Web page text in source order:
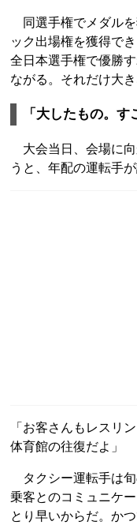
同選手権でメダル
ック出場権を獲得で
全日本選手権で優勝
ながる。それだけ大
「大したもの。す
大会当日、会場に
うと、年配の運転手
「お客さんもレスリ
体育館の往復だよ」
タクシー運転手は旬
乗客とのコミュニケ
とり早いからだ。か